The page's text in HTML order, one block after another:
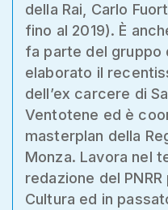
della Rai, Carlo
fino al 2019). È
fa parte del gruppo
elaborato il
dell’ex carcere di
Ventotene ed è
masterplan della
Monza. Lavora nel
redazione del
Cultura ed in